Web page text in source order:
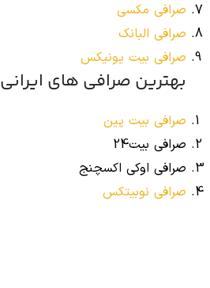
صرافی مکسی
صرافی البانک
صرافی بیت یونیکس
بهترین صرافی های ایرانی
صرافی بیت پین
صرافی بیت24
صرافی اوکی اکسچنج
صرافی نوبیتکس